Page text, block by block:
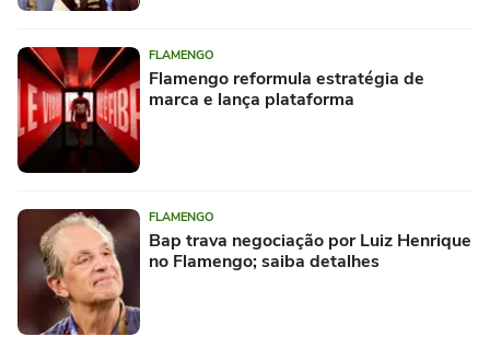
FLAMENGO
Flamengo reformula estratégia de
marca e lança plataforma
FLAMENGO
Bap trava negociação por Luiz Henrique
no Flamengo; saiba detalhes